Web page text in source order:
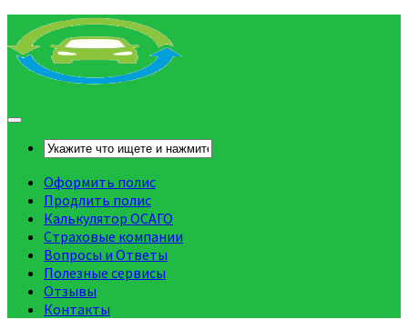
Оформить полис
Продлить полис
Калькулятор ОСАГО
Страховые компании
Вопросы и Ответы
Полезные сервисы
Отзывы
Контакты